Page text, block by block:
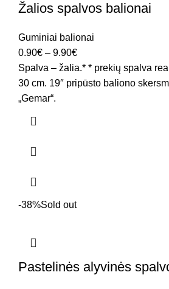
Žalios spalvos balionai
Guminiai balionai
0.90€ – 9.90€
Spalva – žalia.* * prekių spalva
30 cm. 19″ pripūsto baliono
„Gemar“.
-38%Sold out
Pastelinės alyvinės